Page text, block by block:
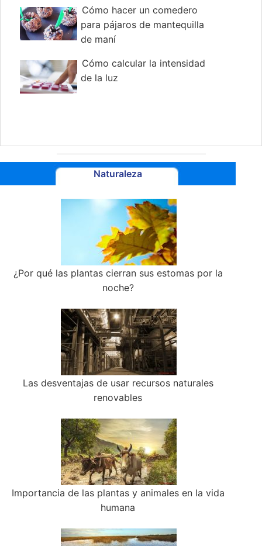
Cómo hacer un comedero
para pájaros de mantequilla
de maní
Cómo calcular la intensidad
de la luz
Naturaleza
¿Por qué las plantas cierran sus estomas por la
noche?
Las desventajas de usar recursos naturales
renovables
Importancia de las plantas y animales en la vida
humana